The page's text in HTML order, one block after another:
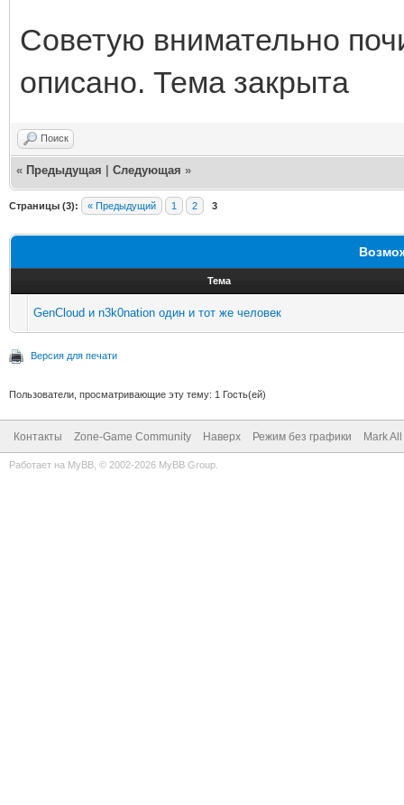
Советую внимательно
описано. Тема закрыта
Поиск
« Предыдущая Следующая »
Страницы (3): « Предыдущий 1 2 3
Тема
GenCloud и n3k0nation один и тот же человек
Версия для печати
Пользователи, просматривающие эту тему: 1 Гость(ей)
Контакты Zone-Game Community Наверх Режим без графики Mark
Работает на MyBB , © 2002-2026 MyBB Group